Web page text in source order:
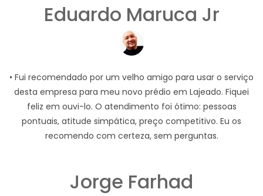
Eduardo Maruca Jr
• Fui recomendado por um velho amigo para usar o serviço
desta empresa para meu novo prédio em Lajeado. Fiquei
feliz em ouvi-lo. O atendimento foi ótimo: pessoas
pontuais, atitude simpática, preço competitivo. Eu os
recomendo com certeza, sem perguntas.
Jorge Farhad